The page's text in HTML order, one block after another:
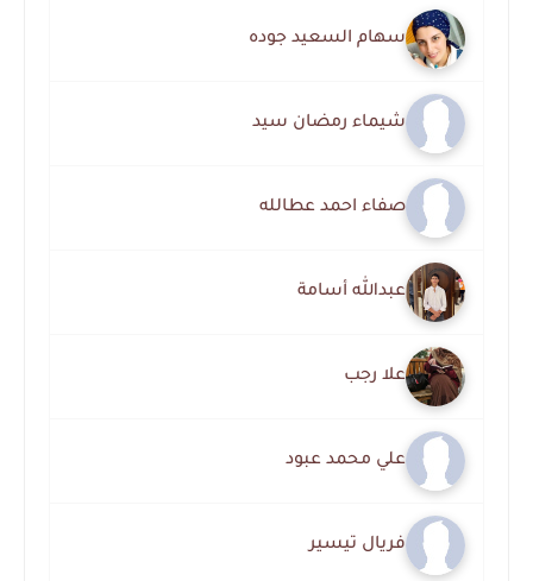
سهام السعيد جوده
شيماء رمضان سيد
صفاء احمد عطالله
عبدالله أسامة
علا رجب
علي محمد عبود
فريال تيسير